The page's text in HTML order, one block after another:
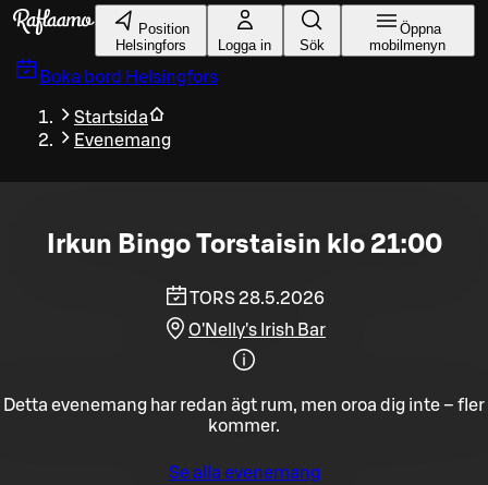
Gå till huvudinnehållet
Position
Helsingfors
Logga in Sök
Öppna
mobilmenyn
Boka bord Helsingfors
Startsida
Evenemang
Irkun Bingo Torstaisin klo 21:00
TORS 28.5.2026
O'Nelly's Irish Bar
Detta evenemang har redan ägt rum, men oroa dig inte – fler
kommer.
Se alla evenemang